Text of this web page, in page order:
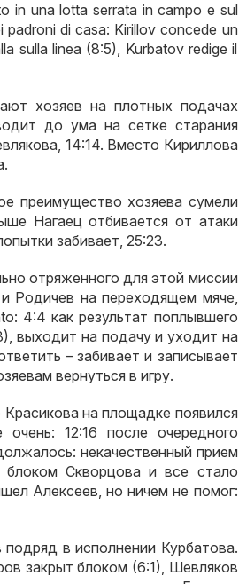
in una lotta serrata in campo e sul
di casa: Kirillov concede un
sulla linea (8:5), Kurbatov redige il
хозяев на плотных подачах
до ума на сетке старания
, 14:14. Вместо Кириллова
.
преимущество хозяева сумели
Нагаец отбивается от атаки
забивает, 25:23.
отряженного для этой миссии
Родичев на переходящем мяче,
4:4как результат поплывшего
выходит на подачу и уходит на
– забивает и записывает
вернуться в игру.
Красикова на площадке появился
очень: 12:16 после очередного
:некачественный прием
Скворцова и все стало
Алексеев,но ничем не помог:
в исполнении Курбатова.
закрыт блоком (6:1), Шевляков